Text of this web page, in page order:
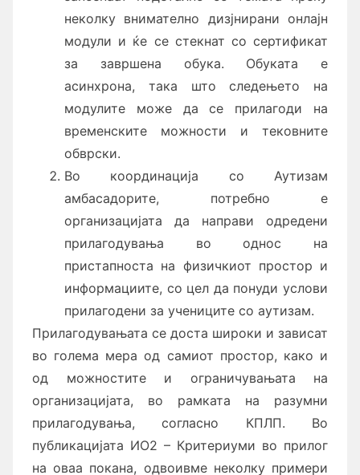
неколку внимателно дизјнирани онлајн
модули и ќе се стекнат со сертификат
за завршена обука. Обуката е
асинхрона, така што следењето на
модулите може да се прилагоди на
временските можности и тековните
обврски.
Во координација со Аутизам
амбасадорите, потребно е
организацијата да направи одредени
прилагодувања во однос на
пристапноста на физичкиот простор и
информациите, со цел да понуди услови
прилагодени за учениците со аутизам.
Прилагодувањата се доста широки и зависат
во голема мера од самиот простор, како и
од можностите и ограничувањата на
организацијата, во рамката на разумни
прилагодувања, согласно КПЛП. Во
публикацијата ИО2 – Критериуми во прилог
на оваа покана, одвоивме неколку примери